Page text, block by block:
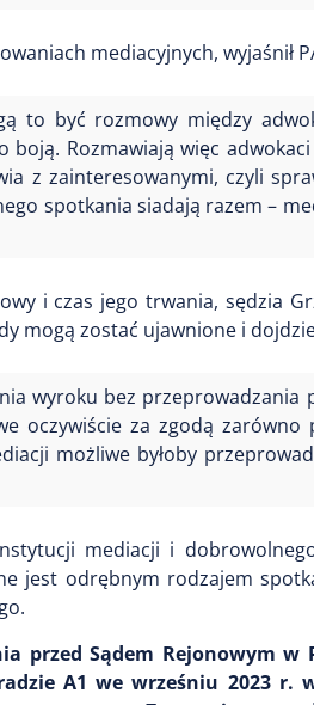
mediacyjnych, wyjaśnił
to być rozmowy między
Rozmawiają więc
z zainteresowanymi, czyli
spotkania siadają razem –
i czas jego trwania, sędzia
mogą zostać ujawnione i
wyroku bez
oczywiście za zgodą
możliwe byłoby
mediacji i
jest odrębnym rodzajem
przed Sądem Rejonowym
A1 we wrześniu 2023 r.